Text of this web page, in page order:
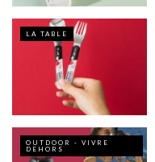
LA TABLE
OUTDOOR - VIVRE
DEHORS